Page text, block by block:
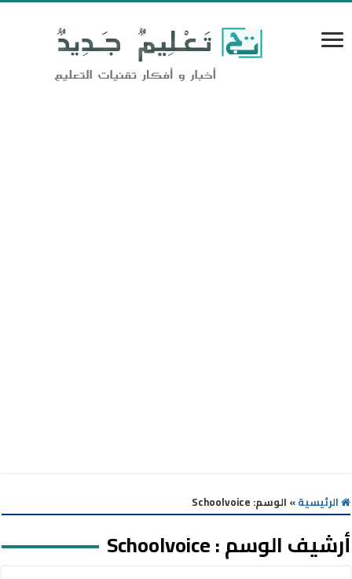
الرئيسية» الوسم: Schoolvoice
أرشيف الوسم :Schoolvoice